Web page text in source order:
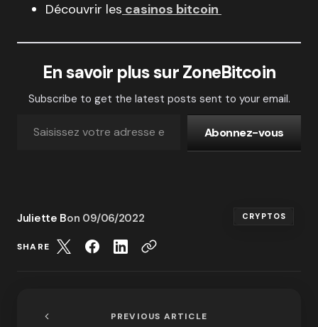
Découvrir les casinos bitcoin
En savoir plus sur ZoneBitcoin
Subscribe to get the latest posts sent to your email.
Abonnez-vous
Juliette Bon 09/06/2022 CRYPTOS
SHARE
PREVIOUS ARTICLE